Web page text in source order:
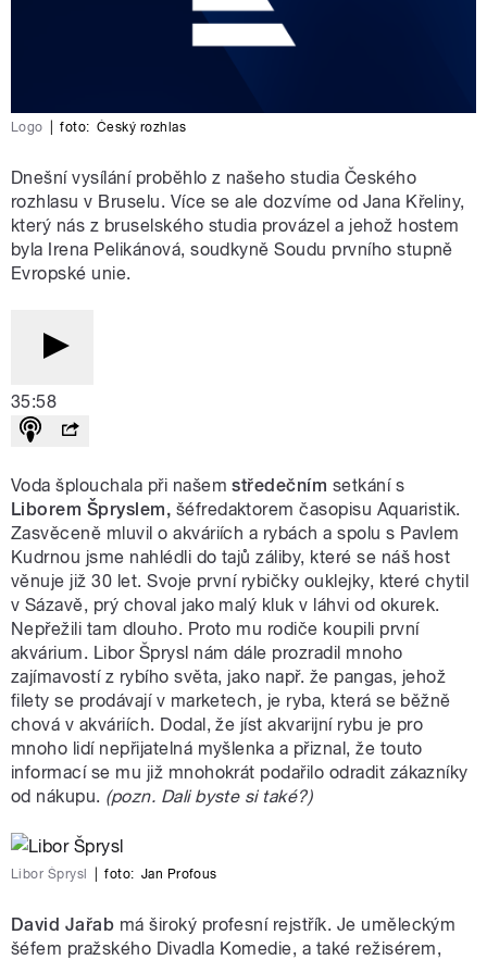
Logo foto: Český rozhlas
Dnešní vysílání proběhlo z našeho studia Českého
rozhlasu v Bruselu. Více se ale dozvíme od Jana Křeliny,
který nás z bruselského studia provázel a jehož hostem
byla Irena Pelikánová, soudkyně Soudu prvního stupně
Evropské unie.
35:58
Voda šplouchala při našemstředečním setkání s
Liborem Špryslem, šéfredaktorem časopisu Aquaristik.
Zasvěceně mluvil o akváriích a rybách a spolu s Pavlem
Kudrnou jsme nahlédli do tajů záliby, které se náš host
věnuje již 30 let. Svoje první rybičky ouklejky, které chytil
v Sázavě, prý choval jako malý kluk v láhvi od okurek.
Nepřežili tam dlouho. Proto mu rodiče koupili první
akvárium. Libor Šprysl nám dále prozradil mnoho
zajímavostí z rybího světa, jako např. že pangas, jehož
filety se prodávají v marketech, je ryba, která se běžně
chová v akváriích. Dodal, že jíst akvarijní rybu je pro
mnoho lidí nepřijatelná myšlenka a přiznal, že touto
informací se mu již mnohokrát podařilo odradit zákazníky
od nákupu. (pozn. Dali byste si také?)
Libor Šprysl foto: Jan Profous
David Jařab má široký profesní rejstřík. Je uměleckým
šéfem pražského Divadla Komedie, a také režisérem,